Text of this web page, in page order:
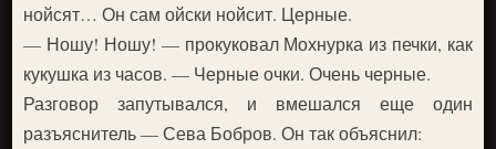
нойсят… Он сам ойски нойсит. Церные.
— Ношу! Ношу! — прокуковал Мохнурка из печки, как
кукушка из часов. — Черные очки. Очень черные.
Разговор запутывался, и вмешался еще один
разъяснитель — Сева Бобров. Он так объяснил: